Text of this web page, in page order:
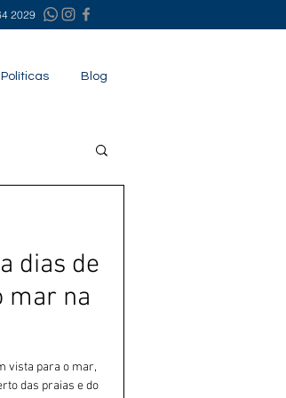
2029
Políticas Blog
dias de
mar na
vista para o mar,
das praias e do